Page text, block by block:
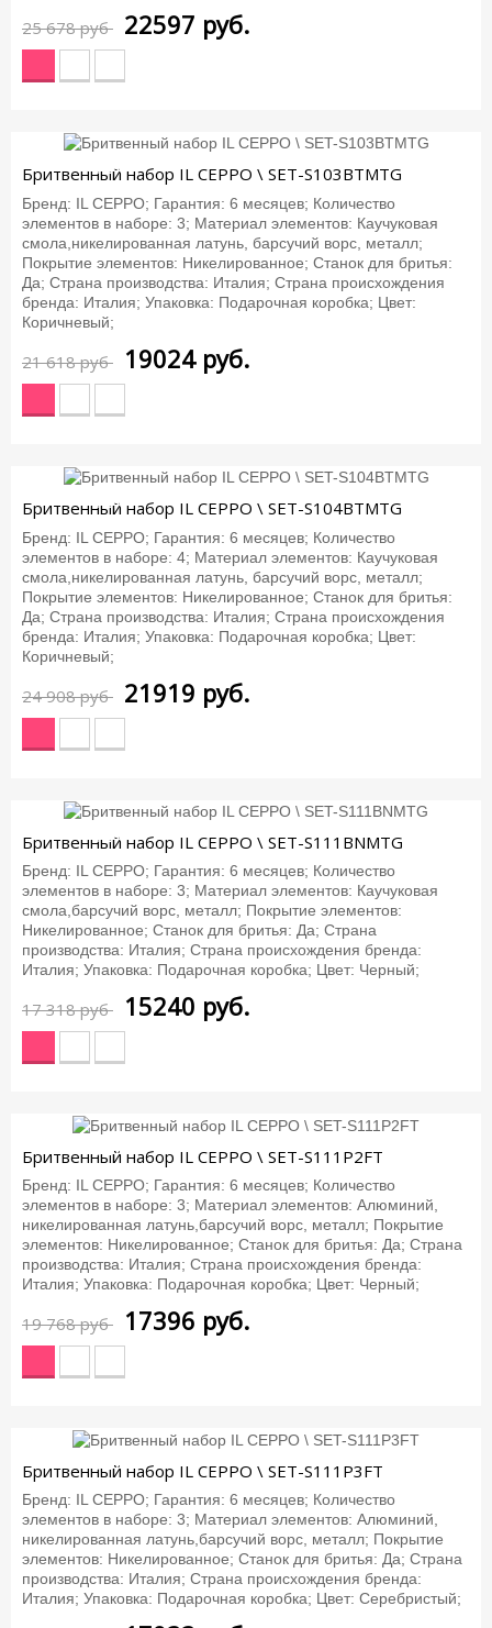
25 678 руб 22597 руб.
Бритвенный набор IL CEPPO \ SET-S103BTMTG
Бренд: IL CEPPO; Гарантия: 6 месяцев; Количество
элементов в наборе: 3; Материал элементов: Каучуковая
смола,никелированная латунь, барсучий ворс, металл;
Покрытие элементов: Никелированное; Станок для бритья:
Да; Страна производства: Италия; Страна происхождения
бренда: Италия; Упаковка: Подарочная коробка; Цвет:
Коричневый;
21 618 руб
-12%
19024 руб.
Бритвенный набор IL CEPPO \ SET-S104BTMTG
Бренд: IL CEPPO; Гарантия: 6 месяцев; Количество
элементов в наборе: 4; Материал элементов: Каучуковая
смола,никелированная латунь, барсучий ворс, металл;
Покрытие элементов: Никелированное; Станок для бритья:
Да; Страна производства: Италия; Страна происхождения
бренда: Италия; Упаковка: Подарочная коробка; Цвет:
Коричневый;
24 908 руб
-12%
21919 руб.
Бритвенный набор IL CEPPO \ SET-S111BNMTG
Бренд: IL CEPPO; Гарантия: 6 месяцев; Количество
элементов в наборе: 3; Материал элементов: Каучуковая
смола,барсучий ворс, металл; Покрытие элементов:
Никелированное; Станок для бритья: Да; Страна
производства: Италия; Страна происхождения бренда:
Италия; Упаковка: Подарочная коробка; Цвет: Черный;
17 318 руб
-12%
15240 руб.
Бритвенный набор IL CEPPO \ SET-S111P2FT
Бренд: IL CEPPO; Гарантия: 6 месяцев; Количество
элементов в наборе: 3; Материал элементов: Алюминий,
никелированная латунь,барсучий ворс, металл; Покрытие
элементов: Никелированное; Станок для бритья: Да; Страна
производства: Италия; Страна происхождения бренда:
Италия; Упаковка: Подарочная коробка; Цвет: Черный;
19 768 руб
-12%
17396 руб.
Бритвенный набор IL CEPPO \ SET-S111P3FT
Бренд: IL CEPPO; Гарантия: 6 месяцев; Количество
элементов в наборе: 3; Материал элементов: Алюминий,
никелированная латунь,барсучий ворс, металл; Покрытие
элементов: Никелированное; Станок для бритья: Да; Страна
производства: Италия; Страна происхождения бренда:
Италия; Упаковка: Подарочная коробка; Цвет: Серебристый;
-12%